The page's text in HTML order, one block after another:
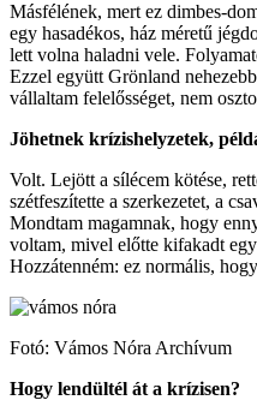
Másfélének, mert ez dimbes-
egy hasadékos, ház méretű
lett volna haladni vele.
Ezzel együtt Grönland
vállaltam felelősséget, nem
Jöhetnek krízishelyzetek,
Volt. Lejött a sílécem kötése,
szétfeszítette a szerkezetet, a
Mondtam magamnak, hogy
voltam, mivel előtte kifakadt
Hozzátenném: ez normális,
Fotó: Vámos Nóra Archívum
Hogy lendültél át a krízisen?